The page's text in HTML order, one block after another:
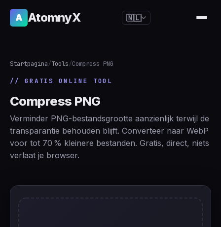
A AtomnyX 🇳🇱
🇯🇵 日本語
🇷🇺Русский
Startpagina/Tools/Compress PNG
// GRATIS ONLINE TOOL
Compress PNG
Verminder PNG-bestandsgrootte aanzienlijk terwijl de
transparantie behouden blijft. Converteer naar WebP
voor tot 70 % kleinere bestanden. Gratis, direct, niets
verlaat je browser.